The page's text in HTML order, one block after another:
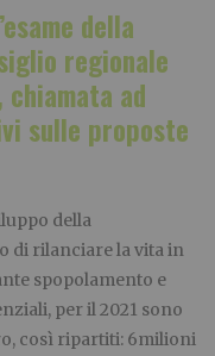
della
regionale
chiamata ad
sulle proposte
della
di rilanciare la vita in
spopolamento e
per il 2021 sono
così ripartiti: 6milioni